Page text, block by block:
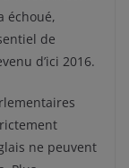
échoué,
de
d’ici 2016.
ne peuvent